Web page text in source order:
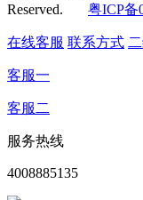
Reserved. 粤ICP备
在线客服 联系方式
客服一
客服二
服务热线
4008885135